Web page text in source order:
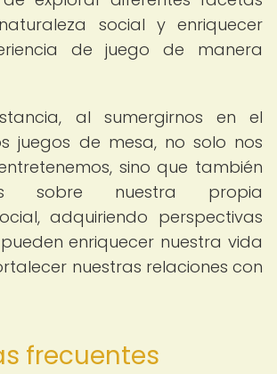
social y enriquecer
de juego de manera
al sumergirnos en el
juegos de mesa, no solo nos
sino que también
sobre nuestra propia
adquiriendo perspectivas
enriquecer nuestra vida
nuestras relaciones con
frecuentes